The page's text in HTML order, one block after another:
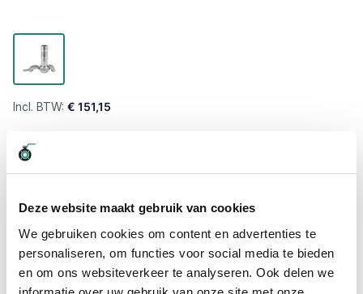
Deze website maakt gebruik van cookies
We gebruiken cookies om content en advertenties te
personaliseren, om functies voor social media te bieden
en om ons websiteverkeer te analyseren. Ook delen we
€ 151,15
15.000 producten uit voorraad
Snelle levering